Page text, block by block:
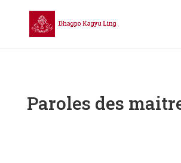
Paroles des